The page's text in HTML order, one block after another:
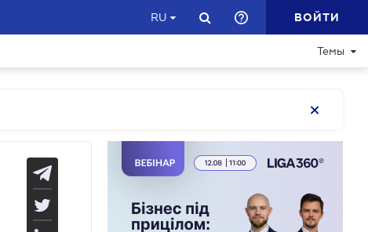
RU ВОЙТИ
Темы